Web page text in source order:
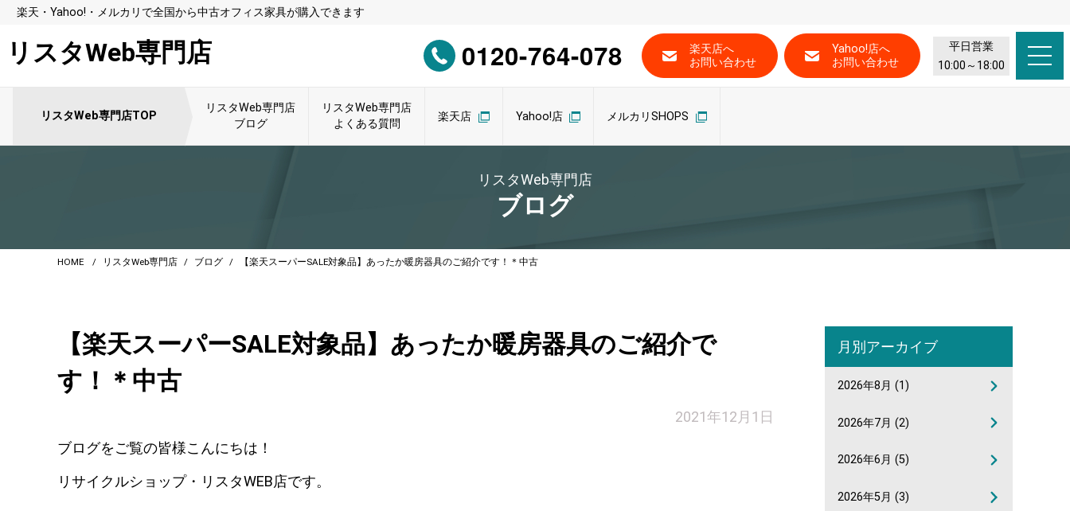
楽天・Yahoo!・メルカリで全国から中古オフィス家具が購入できます
リスタWeb専門店 0120-764-078
楽天店へ
お問い合わせ
Yahoo!店へ
お問い合わせ
平日営業
10:00～18:00
リスタWeb専門店TOP
リスタWeb専門店
ブログ
リスタWeb専門店
よくある質問
楽天店 Yahoo!店 メルカリSHOPS
リスタWeb専門店
ブログ
HOME リスタWeb専門店 ブログ 【楽天スーパーSALE対象品】あったか暖房器具のご紹介です！＊中古
【楽天スーパーSALE対象品】あったか暖房器具のご紹介で
す！＊中古
2021年12月1日
ブログをご覧の皆様こんにちは！
リサイクルショップ・リスタWEB店です。
月別アーカイブ
2026年8月 (1)
2026年7月 (2)
2026年6月 (5)
2026年5月 (3)